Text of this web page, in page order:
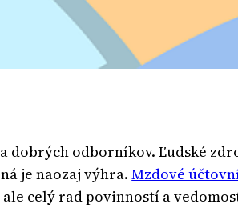
dobrých odborníkov. Ľudské
je naozaj výhra.Mzdové
celý rad povinností a